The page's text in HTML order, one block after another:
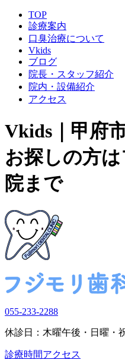
TOP
診療案内
口臭治療について
Vkids
ブログ
院長・スタッフ紹介
院内・設備紹介
アクセス
Vkids｜甲府
お探しの方
院まで
055-233-2288
休診日：木曜午後・日曜・
診療時間アクセス